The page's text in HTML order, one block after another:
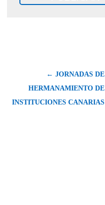
← JORNADAS DE
HERMANAMIENTO DE
INSTITUCIONES CANARIAS